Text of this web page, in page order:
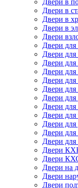
Двери в
Двери в
Двери в
Двери в
Двери
Двери для
Двери для
Двери для
Двери для
Двери
Двери
Двери для
Двери для
Двери для
Двери
Двери для
Двери для
Двери
Двери
Двери на
Двери
Двери